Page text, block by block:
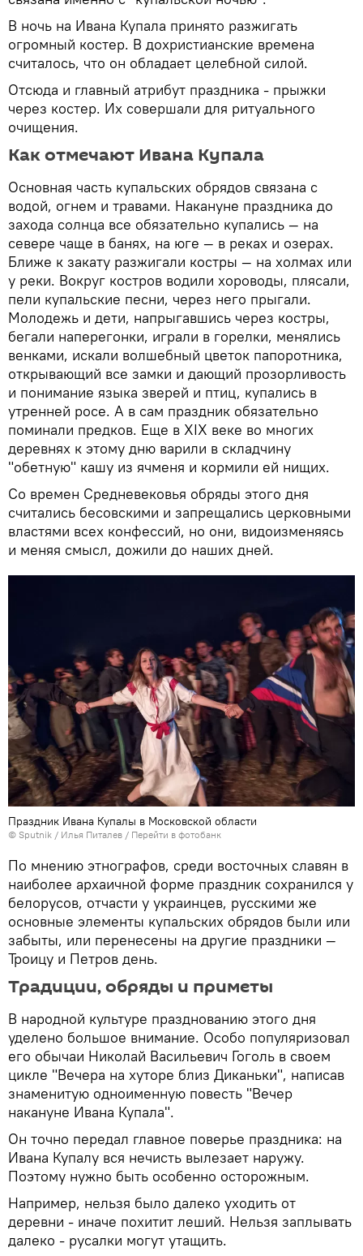
В ночь на Ивана Купала принято разжигать
огромный костер. В дохристианские времена
считалось, что он обладает целебной силой.
Отсюда и главный атрибут праздника - прыжки
через костер. Их совершали для ритуального
очищения.
Как отмечают Ивана Купала
Основная часть купальских обрядов связана с
водой, огнем и травами. Накануне праздника до
захода солнца все обязательно купались — на
севере чаще в банях, на юге — в реках и озерах.
Ближе к закату разжигали костры — на холмах или
у реки. Вокруг костров водили хороводы, плясали,
пели купальские песни, через него прыгали.
Молодежь и дети, напрыгавшись через костры,
бегали наперегонки, играли в горелки, менялись
венками, искали волшебный цветок папоротника,
открывающий все замки и дающий прозорливость
и понимание языка зверей и птиц, купались в
утренней росе. А в сам праздник обязательно
поминали предков. Еще в XIX веке во многих
деревнях к этому дню варили в складчину
"обетную" кашу из ячменя и кормили ей нищих.
Со времен Средневековья обряды этого дня
считались бесовскими и запрещались церковными
властями всех конфессий, но они, видоизменяясь
и меняя смысл, дожили до наших дней.
Праздник Ивана Купалы в Московской области
© Sputnik / Илья Питалев / Перейти в фотобанк
По мнению этнографов, среди восточных славян в
наиболее архаичной форме праздник сохранился у
белорусов, отчасти у украинцев, русскими же
основные элементы купальских обрядов были или
забыты, или перенесены на другие праздники —
Троицу и Петров день.
Традиции, обряды и приметы
В народной культуре празднованию этого дня
уделено большое внимание. Особо популяризовал
его обычаи Николай Васильевич Гоголь в своем
цикле "Вечера на хуторе близ Диканьки", написав
знаменитую одноименную повесть "Вечер
накануне Ивана Купала".
Он точно передал главное поверье праздника: на
Ивана Купалу вся нечисть вылезает наружу.
Поэтому нужно быть особенно осторожным.
Например, нельзя было далеко уходить от
деревни - иначе похитит леший. Нельзя заплывать
далеко - русалки могут утащить.